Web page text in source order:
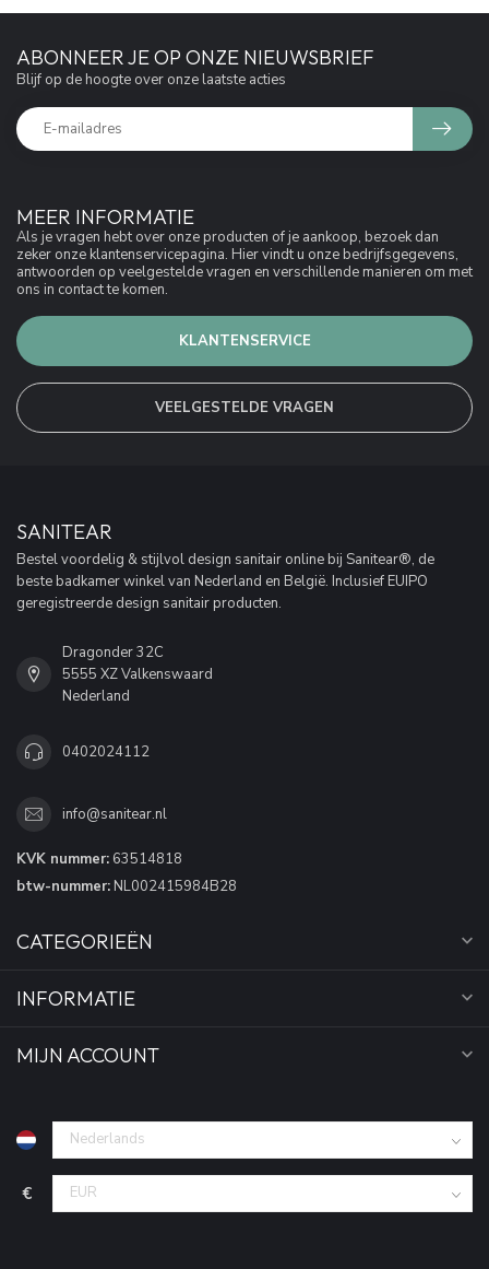
MEER INFORMATIE
Als je vragen hebt over onze producten of je aankoop, bezoek dan
zeker onze klantenservicepagina. Hier vindt u onze bedrijfsgegevens,
antwoorden op veelgestelde vragen en verschillende manieren om met
ons in contact te komen.
KLANTENSERVICE
VEELGESTELDE VRAGEN
ABONNEER JE OP ONZE NIEUWSBRIEF
Blijf op de hoogte over onze laatste acties
SANITEAR
Bestel voordelig & stijlvol design sanitair online bij Sanitear®, de
beste badkamer winkel van Nederland en België. Inclusief EUIPO
geregistreerde design sanitair producten.
Dragonder 32C
5555 XZ Valkenswaard
Nederland
0402024112
info@sanitear.nl
KVK nummer: 63514818
btw-nummer: NL002415984B28
CATEGORIEËN
INFORMATIE
MIJN ACCOUNT
€